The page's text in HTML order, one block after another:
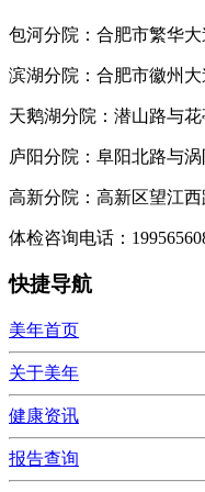
包河分院：合肥市繁华
滨湖分院：合肥市徽州
天鹅湖分院：潜山路与
庐阳分院：阜阳北路与
高新分院：高新区望江
体检咨询电话：
快捷导航
美年首页
关于美年
健康资讯
报告查询